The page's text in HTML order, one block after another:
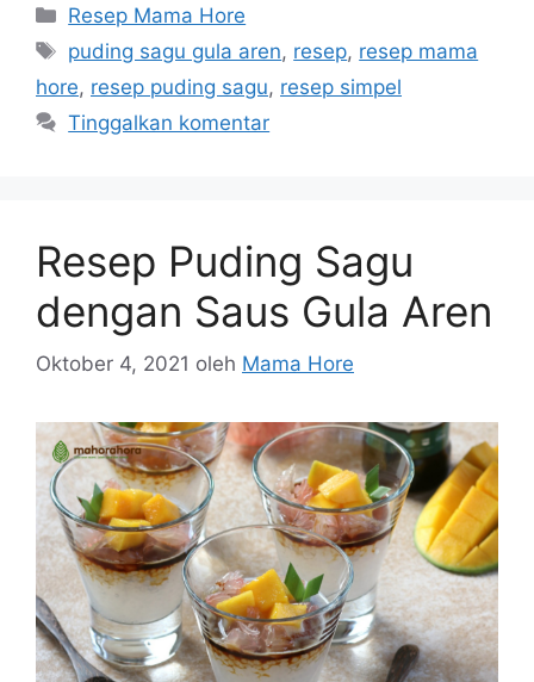
Resep Mama Hore
puding sagu gula aren, resep, resep mama
hore, resep puding sagu, resep simpel
Tinggalkan komentar
Resep Puding Sagu
dengan Saus Gula Aren
Oktober 4, 2021 oleh Mama Hore